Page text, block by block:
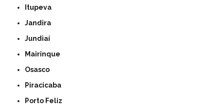
Itupeva
Jandira
Jundiaí
Mairinque
Osasco
Piracicaba
Porto Feliz